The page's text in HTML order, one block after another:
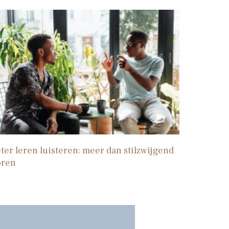
leren luisteren: meer dan stilzwijgend